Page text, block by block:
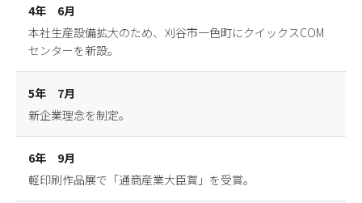
4年 6月
本社生産設備拡大のため、刈谷市一色町にクイックスCOM
センターを新設。
5年 7月
新企業理念を制定。
6年 9月
軽印刷作品展で「通商産業大臣賞」を受賞。